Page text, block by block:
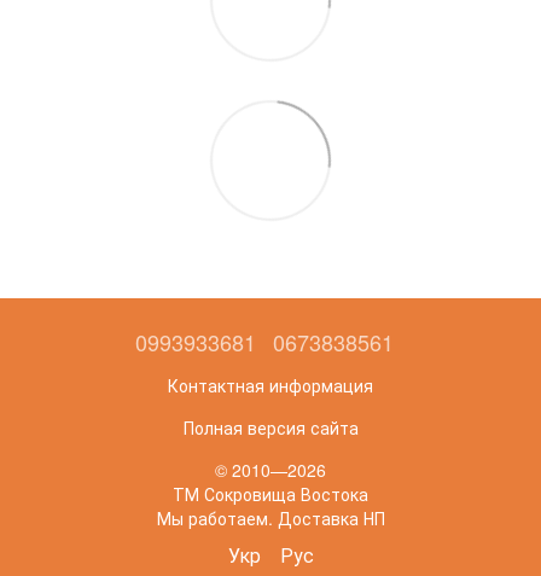
0993933681 0673838561
Контактная информация
Полная версия сайта
© 2010—2026
ТМ Сокровища Востока
Мы работаем. Доставка НП
Укр Рус